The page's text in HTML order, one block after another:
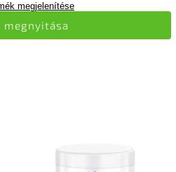
megjelenítése
megnyitása